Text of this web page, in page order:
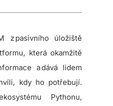
z pasivního úložiště
která okamžitě
a dává lidem
kdy ho potřebují.
Pythonu,